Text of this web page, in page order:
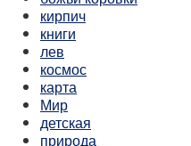
кирпич
книги
лев
космос
карта
Мир
детская
природа